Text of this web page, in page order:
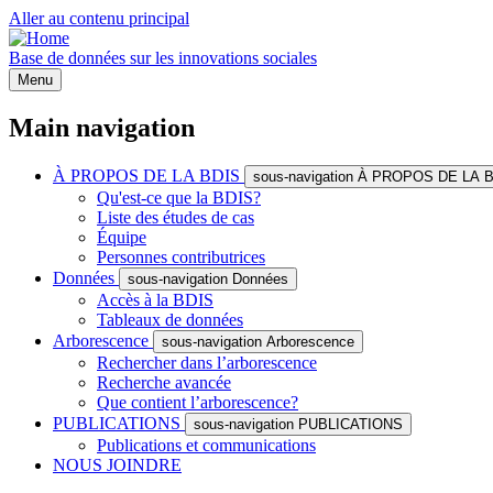
Aller au contenu principal
Base de données sur les innovations sociales
Menu
Main navigation
À PROPOS DE LA BDIS sous-navigation À PROPOS DE LA
Qu'est-ce que la BDIS?
Liste des études de cas
Équipe
Personnes contributrices
Données
sous-navigation Données
Accès à la BDIS
Tableaux de données
Arborescence
sous-navigation Arborescence
Rechercher dans l’arborescence
Recherche avancée
Que contient l’arborescence?
PUBLICATIONS
sous-navigation PUBLICATIONS
Publications et communications
NOUS JOINDRE